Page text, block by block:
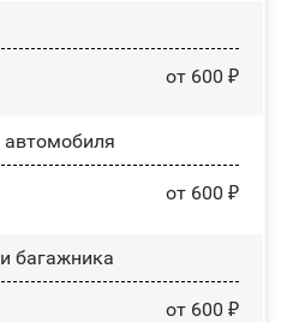
от 600 ₽
от 600 ₽
багажника
от 600 ₽